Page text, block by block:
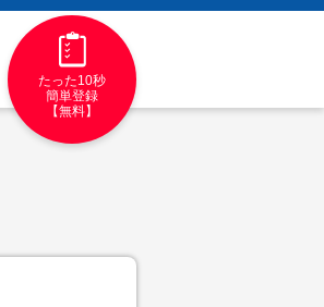
たった10秒
簡単登録
【無料】